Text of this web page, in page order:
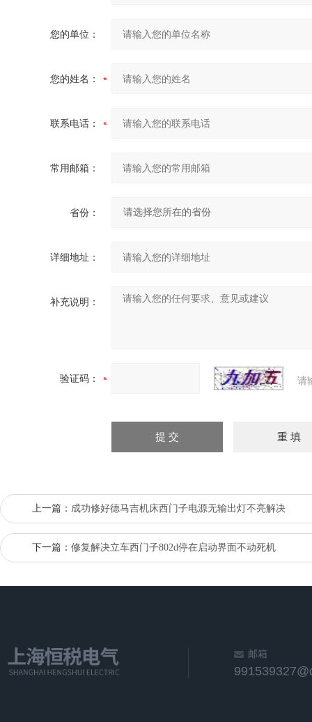
您的单位：
您的姓名：
联系电话：
常用邮箱：
省份：
详细地址：
补充说明：
验证码： 请
上一篇： 成功修好德马吉机床西门子电源无输出灯不亮解决
下一篇： 修复解决立车西门子802d停在启动界面不动死机
邮箱